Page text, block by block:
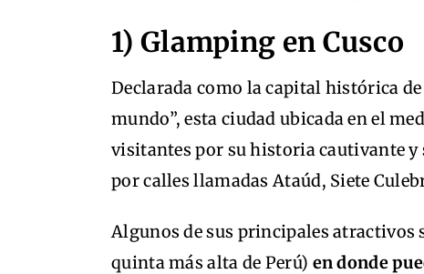
1) Glamping en Cusco
Declarada como la capital histórica
mundo”, esta ciudad ubicada en el
visitantes por su historia cautivante
por calles llamadas Ataúd, Siete
Algunos de sus principales atractivos
quinta más alta de Perú) en donde